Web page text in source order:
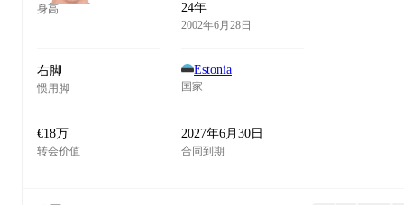
身高 24年
2002年6月28日
右脚
惯用脚
Estonia
国家
€18万
转会价值
2027年6月30日
合同到期